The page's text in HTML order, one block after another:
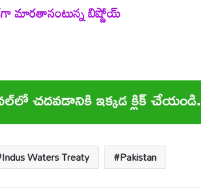
మారతానంటున్న బిష్ణోయ్
Indus Waters Treaty Pakistan